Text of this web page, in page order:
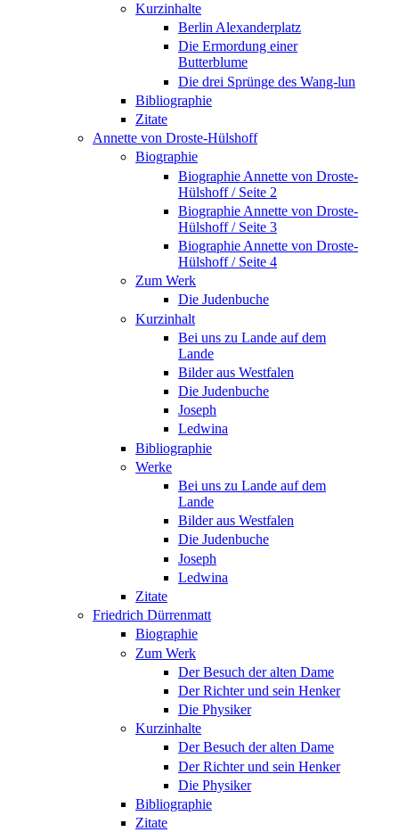
Kurzinhalte
Berlin Alexanderplatz
Die Ermordung einer
Butterblume
Die drei Sprünge des Wang-lun
Bibliographie
Zitate
Annette von Droste-Hülshoff
Biographie
Biographie Annette von Droste-
Hülshoff / Seite 2
Biographie Annette von Droste-
Hülshoff / Seite 3
Biographie Annette von Droste-
Hülshoff / Seite 4
Zum Werk
Die Judenbuche
Kurzinhalt
Bei uns zu Lande auf dem
Lande
Bilder aus Westfalen
Die Judenbuche
Joseph
Ledwina
Bibliographie
Werke
Bei uns zu Lande auf dem
Lande
Bilder aus Westfalen
Die Judenbuche
Joseph
Ledwina
Zitate
Friedrich Dürrenmatt
Biographie
Zum Werk
Der Besuch der alten Dame
Der Richter und sein Henker
Die Physiker
Kurzinhalte
Der Besuch der alten Dame
Der Richter und sein Henker
Die Physiker
Bibliographie
Zitate